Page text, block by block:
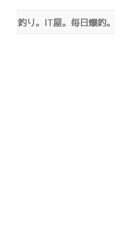
釣り。IT屋。毎日爆釣。